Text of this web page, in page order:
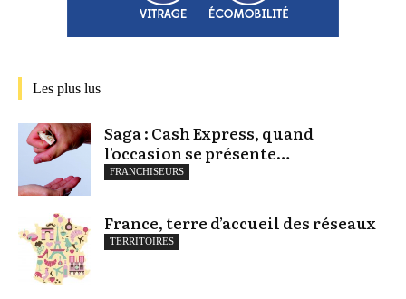
Les plus lus
Saga : Cash Express, quand
l’occasion se présente…
FRANCHISEURS
France, terre d’accueil des réseaux
TERRITOIRES